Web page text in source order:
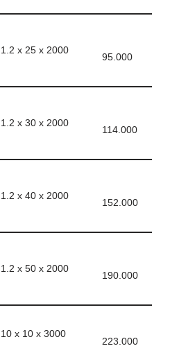
1.2 x 25 x 2000
95.000
1.2 x 30 x 2000
114.000
1.2 x 40 x 2000
152.000
1.2 x 50 x 2000
190.000
10 x 10 x 3000
223.000